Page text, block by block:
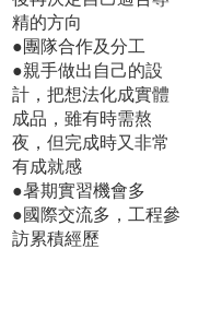
精的方向
●團隊合作及分工
●親手做出自己的設
計，把想法化成實體
成品，雖有時需熬
夜，但完成時又非常
有成就感
●暑期實習機會多
●國際交流多，工程參
訪累積經歷